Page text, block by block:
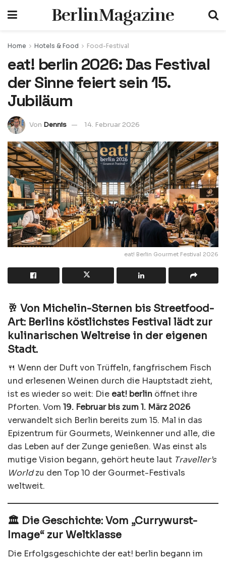
BerlinMagazine
Home Hotels & Food Food-Festival
eat! berlin 2026: Das Festival
der Sinne feiert sein 15.
Jubiläum
Von Dennis 14. Februar 2026
eat! Berlin Gourmet Festival 2026
🥂 Von Michelin-Sternen bis Streetfood-
Art: Berlins köstlichstes Festival lädt zur
kulinarischen Weltreise in der eigenen
Stadt.
🍴 Wenn der Duft von Trüffeln, fangfrischem Fisch
und erlesenen Weinen durch die Hauptstadt zieht,
ist es wieder so weit: Die eat! berlin öffnet ihre
Pforten. Vom 19. Februar bis zum 1. März 2026
verwandelt sich Berlin bereits zum 15. Mal in das
Epizentrum für Gourmets, Weinkenner und alle, die
das Leben auf der Zunge genießen. Was einst als
mutige Vision begann, gehört heute laut Traveller’s
Worldzu den Top 10 der Gourmet-Festivals
weltweit.
🏛️ Die Geschichte: Vom „Currywurst-
Image“ zur Weltklasse
Die Erfolgsgeschichte der eat! berlin begann im